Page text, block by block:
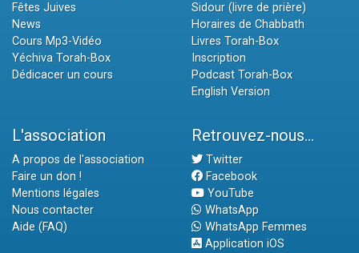
Fêtes Juives
News
Cours Mp3-Vidéo
Yéchiva Torah-Box
Dédicacer un cours
Sidour (livre de prière)
Horaires de Chabbath
Livres Torah-Box
Inscription
Podcast Torah-Box
English Version
L'association
A propos de l'association
Faire un don !
Mentions légales
Nous contacter
Aide (FAQ)
Retrouvez-nous...
Twitter
Facebook
YouTube
WhatsApp
WhatsApp Femmes
Application iOS